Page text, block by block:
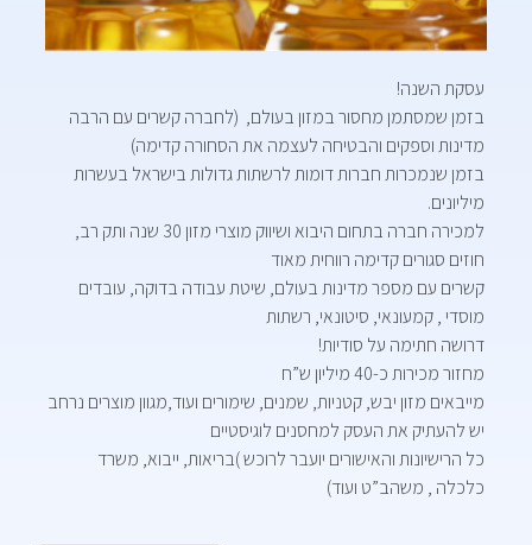
עסקת השנה!
בזמן שמסתמן מחסור במזון בעולם, (לחברה קשרים עם הרבה
מדינות וספקים והבטיחה לעצמה את הסחורה קדימה)
בזמן שנמכרות חברות דומות לרשתות גדולות בישראל בעשרות
מיליונים.
למכירה חברה בתחום היבוא ושיווק מוצרי מזון 30 שנה ותק רב,
חוזים סגורים קדימה רווחית מאוד
קשרים עם מספר מדינות בעולם, שיטת עבודה בדוקה, עובדים
מוסדי , קמעונאי, סיטונאי, רשתות
דרושה חתימה על סודיות!
מחזור מכירות כ-40 מיליון ש”ח
מייבאים מזון יבש, קטניות, שמנים, שימורים ועוד,מגוון מוצרים נרחב
יש להעתיק את העסק למחסנים לוגיסטיים
כל הרישיונות והאישורים יועבר לרוכש )בריאות, ייבוא, משרד
כלכלה , משהב”ט ועוד)